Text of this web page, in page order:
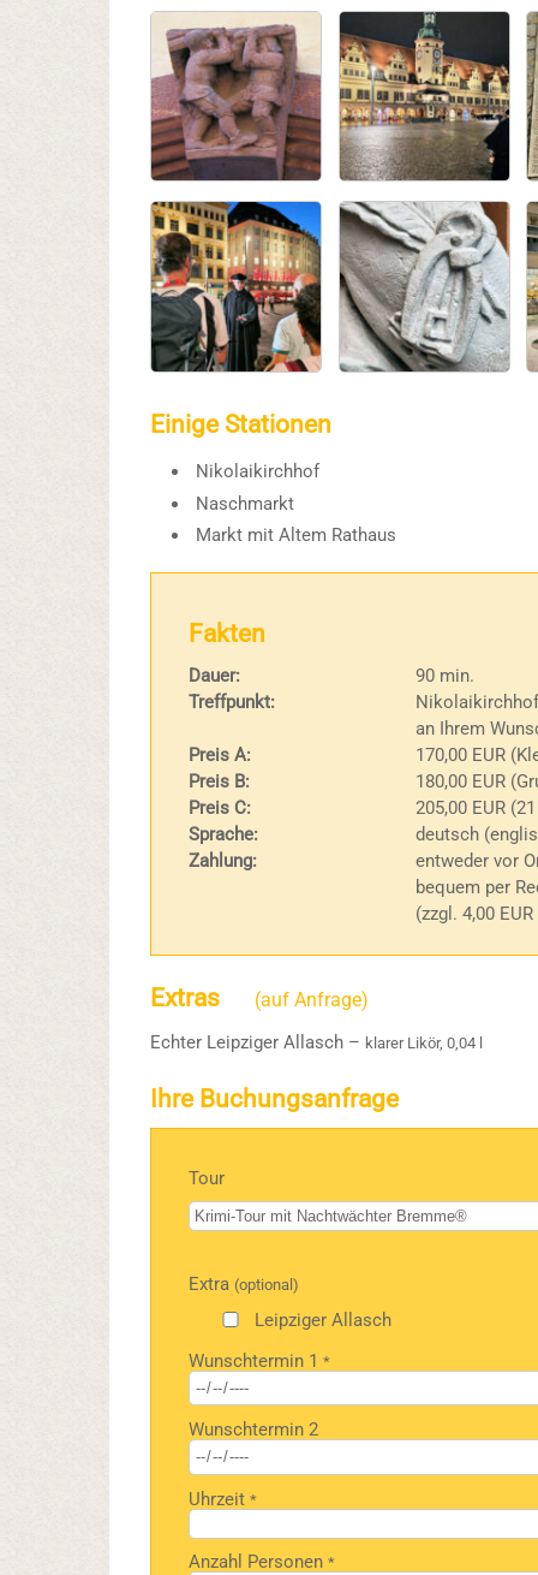
Einige Stationen
Nikolaikirchhof
Naschmarkt
Markt mit Altem Rathaus
Fakten
Dauer:
90 min.
Treffpunkt:
an Ihrem
Preis A:
170,00 EUR
Preis B:
180,00 EUR
Preis C:
205,00 EUR
Sprache:
deutsch
Zahlung:
entweder vor
bequem per
(zzgl. 4,00
Extras (auf Anfrage)
Echter Leipziger Allasch – klarer Likör, 0,04 l
Ihre Buchungsanfrage
Tour
lasse
dieses
leer.
Extra (optional)
Leipziger Allasch
Wunschtermin 1 *
Wunschtermin 2
Uhrzeit *
Anzahl Personen *